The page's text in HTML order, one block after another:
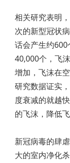
相关研究表明
次的新型冠状
话会产生约
40,000个，飞
增加，飞沫在
研究数据证实
度衰减的就越
的飞沫，降低
新冠病毒的肆
大的室内净化